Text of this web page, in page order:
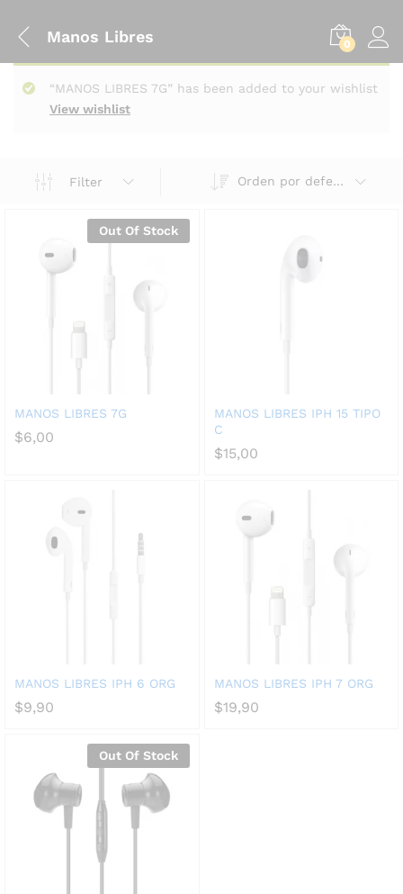
Manos Libres 0
View wishlist
“MANOS LIBRES 7G” has been added to your wishlist
Filter Orden por defecto
Out Of Stock
MANOS LIBRES 7G
$6,00
MANOS LIBRES IPH 15 TIPO
C
$15,00
MANOS LIBRES IPH 6 ORG
$9,90
MANOS LIBRES IPH 7 ORG
$19,90
Out Of Stock